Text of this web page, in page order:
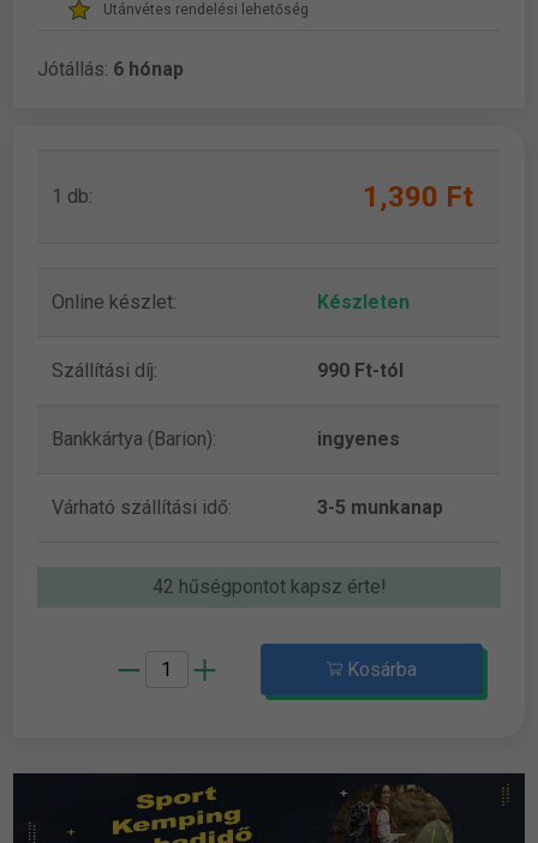
Utánvétes rendelési lehetőség
Jótállás: 6 hónap
1 db: 1,390 Ft
Online készlet: Készleten
Szállítási díj: 990 Ft-tól
Bankkártya (Barion): ingyenes
Várható szállítási idő: 3-5 munkanap
42 hűségpontot kapsz érte!
Kosárba